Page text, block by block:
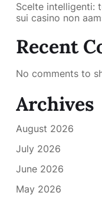
Scelte intelligenti:
sui casino non
Recent
No comments to
Archives
August 2026
July 2026
June 2026
May 2026